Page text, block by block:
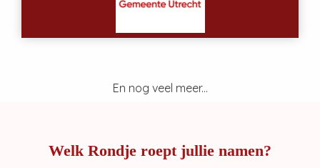
En nog veel meer...
Welk Rondje roept jullie namen?